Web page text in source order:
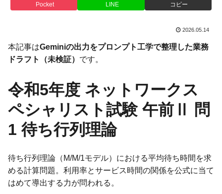
Pocket LINE コピー
2026.05.14
本記事はGeminiの出力をプロンプト工学で整理した業務
ドラフト（未検証） です。
令和5年度 ネットワークス
ペシャリスト試験 午前Ⅱ 問
1 待ち行列理論
待ち行列理論（M/M/1モデル）における平均待ち時間を求
める計算問題。利用率とサービス時間の関係を公式に当て
はめて導出する力が問われる。